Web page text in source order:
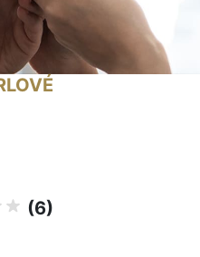
(6)